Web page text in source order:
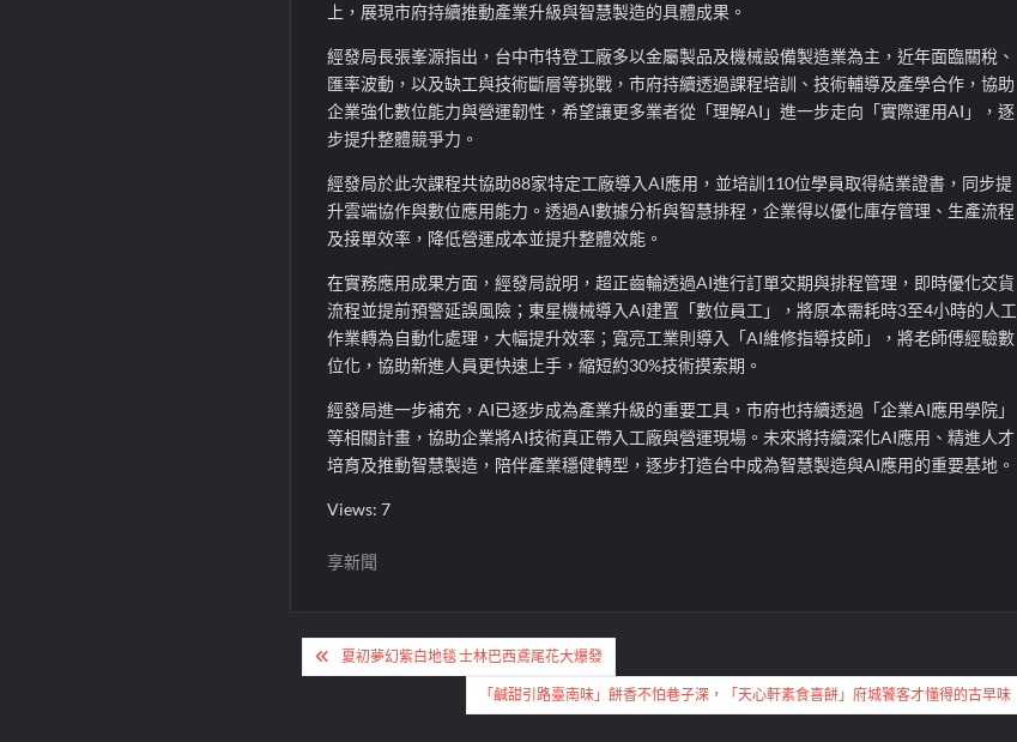
上，展現市府持續推動產業升級與智慧製造的具體成果。
經發局長張峯源指出，台中市特登工廠多以金屬製品及機械設備製造業為主，近年面臨關稅、
匯率波動，以及缺工與技術斷層等挑戰，市府持續透過課程培訓、技術輔導及產學合作，協助
企業強化數位能力與營運韌性，希望讓更多業者從「理解AI」進一步走向「實際運用AI」，逐
步提升整體競爭力。
經發局於此次課程共協助88家特定工廠導入AI應用，並培訓110位學員取得結業證書，同步提
升雲端協作與數位應用能力。透過AI數據分析與智慧排程，企業得以優化庫存管理、生產流程
及接單效率，降低營運成本並提升整體效能。
在實務應用成果方面，經發局說明，超正齒輪透過AI進行訂單交期與排程管理，即時優化交貨
流程並提前預警延誤風險；東星機械導入AI建置「數位員工」，將原本需耗時3至4小時的人工
作業轉為自動化處理，大幅提升效率；寬亮工業則導入「AI維修指導技師」，將老師傅經驗數
位化，協助新進人員更快速上手，縮短約30%技術摸索期。
經發局進一步補充，AI已逐步成為產業升級的重要工具，市府也持續透過「企業AI應用學院」
等相關計畫，協助企業將AI技術真正帶入工廠與營運現場。未來將持續深化AI應用、精進人才
培育及推動智慧製造，陪伴產業穩健轉型，逐步打造台中成為智慧製造與AI應用的重要基地。
Views: 7
享新聞
文
章
夏初夢幻紫白地毯 士林巴西鳶尾花大爆發
「鹹甜引路臺南味」餅香不怕巷子深，「天心軒素食喜餅」府城饕客才懂得的古早味